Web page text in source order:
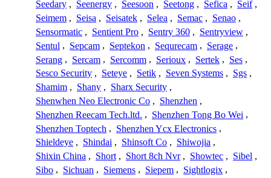
Seedary , Seenergy , Seesoon , Seetong , Sefica , Seif ,
Seimem , Seisa , Seisatek , Selea , Semac , Senao ,
Sensormatic , Sentient Pro , Sentry 360 , Sentryview ,
Sentul , Sepcam , Septekon , Sequrecam , Serage ,
Serang , Sercam , Sercomm , Serioux , Sertek , Ses ,
Sesco Security , Seteye , Setik , Seven Systems , Sgs ,
Shamim , Shany , Sharx Security ,
Shenwhen Neo Electronic Co , Shenzhen ,
Shenzhen Reecam Tech.ltd. , Shenzhen Tong Bo Wei ,
Shenzhen Toptech , Shenzhen Ycx Electronics ,
Shieldeye , Shindai , Shinsoft Co , Shiwojia ,
Shixin China , Short , Short 8ch Nvr , Showtec , Sibel ,
Sibo , Sichuan , Siemens , Siepem , Sightlogix ,